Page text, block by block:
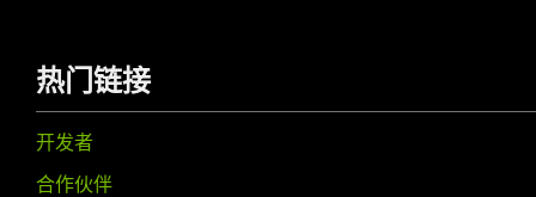
热门链接
开发者
合作伙伴